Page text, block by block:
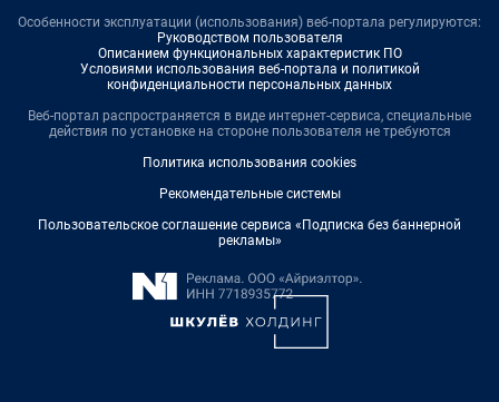
Особенности эксплуатации (использования) веб-портала регулируются:
Руководством пользователя
Описанием функциональных характеристик ПО
Условиями использования веб-портала и политикой
конфиденциальности персональных данных
Веб-портал распространяется в виде интернет-сервиса, специальные
действия по установке на стороне пользователя не требуются
Политика использования cookies
Рекомендательные системы
Пользовательское соглашение сервиса «Подписка без баннерной
рекламы»